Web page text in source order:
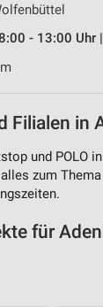
- 13:00 Uhr |
Filialen in
und POLO
zum
für